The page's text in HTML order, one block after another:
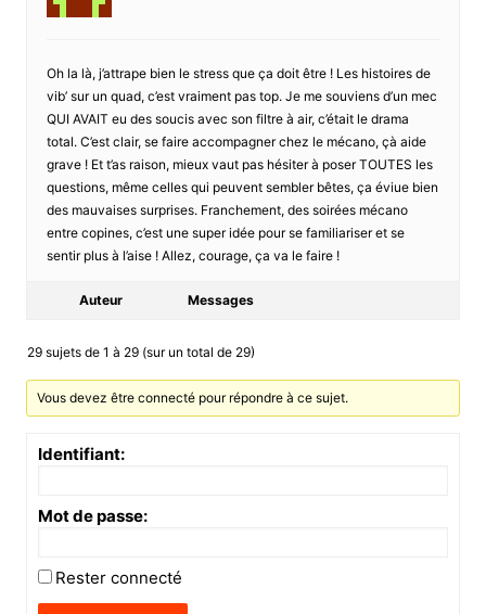
Oh la là, j’attrape bien le stress que ça doit être ! Les histoires de
vib’ sur un quad, c’est vraiment pas top. Je me souviens d’un mec
QUI AVAIT eu des soucis avec son filtre à air, c’était le drama
total. C’est clair, se faire accompagner chez le mécano, çà aide
grave ! Et t’as raison, mieux vaut pas hésiter à poser TOUTES les
questions, même celles qui peuvent sembler bêtes, ça éviue bien
des mauvaises surprises. Franchement, des soirées mécano
entre copines, c’est une super idée pour se familiariser et se
sentir plus à l’aise ! Allez, courage, ça va le faire !
Auteur Messages
29 sujets de 1 à 29 (sur un total de 29)
Vous devez être connecté pour répondre à ce sujet.
Identifiant:
Mot de passe:
Rester connecté